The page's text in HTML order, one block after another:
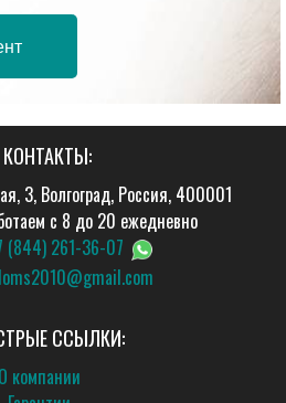
КОНТАКТЫ:
3, Волгоград, Россия, 400001
с 8 до 20 ежедневно
(844) 261-36-07
ССЫЛКИ:
О компании